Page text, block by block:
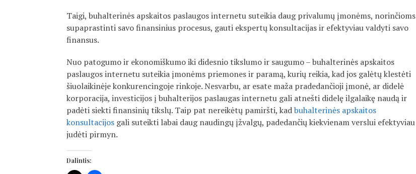
Taigi, buhalterinės apskaitos paslaugos internetu suteikia daug privalumų įmonėms, norinčioms
supaprastinti savo finansinius procesus, gauti ekspertų konsultacijas ir efektyviau valdyti savo
finansus.
Nuo patogumo ir ekonomiškumo iki didesnio tikslumo ir saugumo – buhalterinės apskaitos
paslaugos internetu suteikia įmonėms priemones ir paramą, kurių reikia, kad jos galėtų klestėti
šiuolaikinėje konkurencingoje rinkoje. Nesvarbu, ar esate maža pradedančioji įmonė, ar didelė
korporacija, investicijos į buhalterijos paslaugas internetu gali atnešti didelę ilgalaikę naudą ir
padėti siekti finansinių tikslų. Taip pat nereikėtų pamiršti, kadbuhalterinės apskaitos
konsultacijos gali suteikti labai daug naudingų įžvalgų, padedančių kiekvienam verslui efektyviau
judėti pirmyn.
Dalintis: